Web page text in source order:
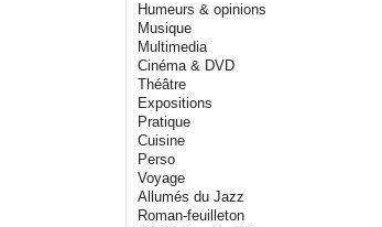
Humeurs & opinions
Musique
Multimedia
Cinéma & DVD
Théâtre
Expositions
Pratique
Cuisine
Perso
Voyage
Allumés du Jazz
Roman-feuilleton